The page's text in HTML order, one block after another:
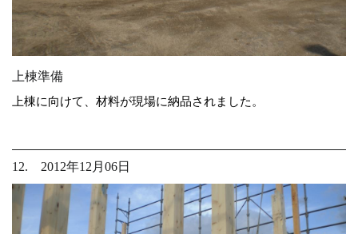
上棟準備
上棟に向けて、材料が現場に納品されました。
12. 2012年12月06日